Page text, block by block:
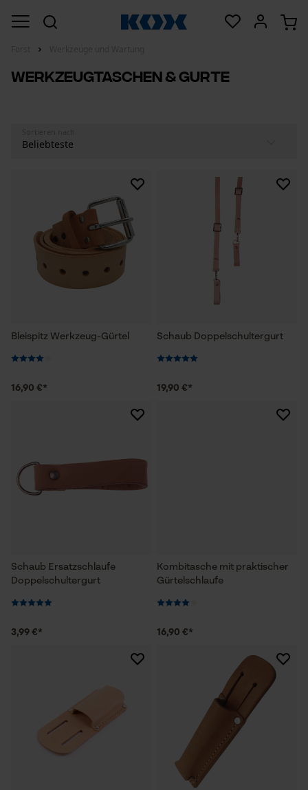
Werkzeugtaschen & Gurte
Bleispitz Werkzeug-Gürtel
16,90 €*
Schaub Doppelschultergurt
19,90 €*
Schaub Ersatzschlaufe
Doppelschultergurt
3,99 €*
Kombitasche mit praktischer
Gürtelschlaufe
16,90 €*